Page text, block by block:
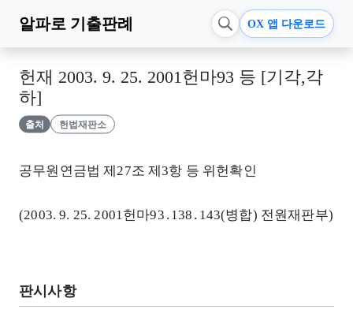
알파로 기출판례 OX 앱 다운로드
헌재 2003. 9. 25. 2001헌마93 등 [기각,각
하]
출처 헌법재판소
공무원연금법 제27조 제3항 등 위헌확인
(2003. 9. 25. 2001헌마93․138․143(병합) 전원재판부)
판시사항